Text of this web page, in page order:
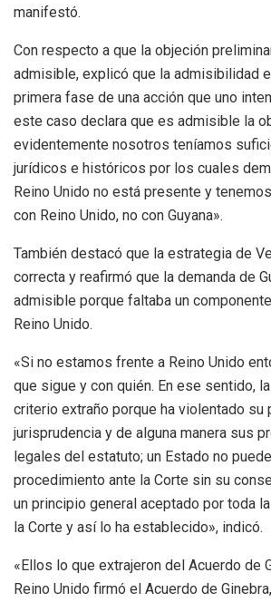
manifestó.
Con respecto a que la objeción
admisible, explicó que la admisibilidad
primera fase de una acción que uno
este caso declara que es admisible la
evidentemente nosotros teníamos
jurídicos e históricos por los cuales
Reino Unido no está presente y
con Reino Unido, no con Guyana».
También destacó que la estrategia de
correcta y reafirmó que la demanda de
admisible porque faltaba un
Reino Unido.
«Si no estamos frente a Reino Unido
que sigue y con quién. En ese sentido,
criterio extraño porque ha violentado su
jurisprudencia y de alguna manera sus
legales del estatuto; un Estado no
procedimiento ante la Corte sin su
un principio general aceptado por toda
la Corte y así lo ha establecido», indicó.
«Ellos lo que extrajeron del Acuerdo de
Reino Unido firmó el Acuerdo de